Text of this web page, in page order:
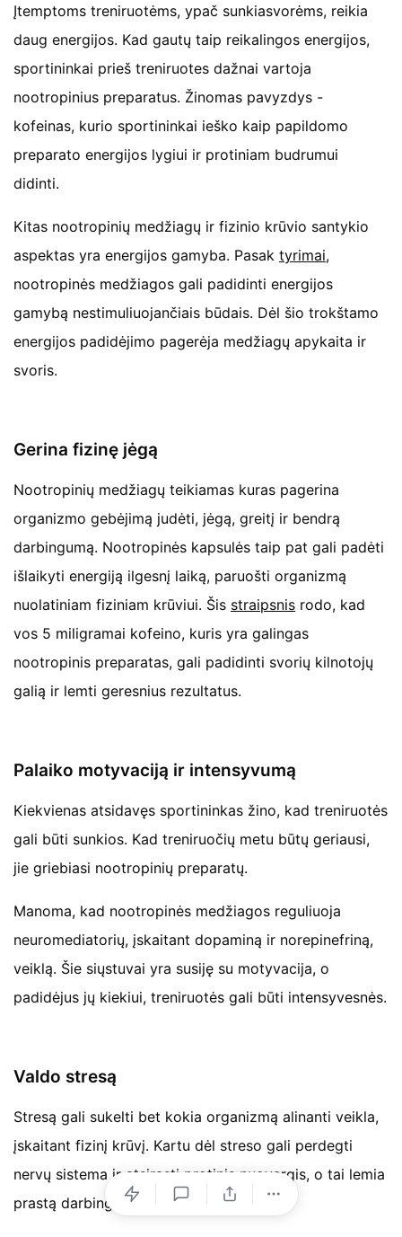
Įtemptoms treniruotėms, ypač sunkiasvorėms, reikia
daug energijos. Kad gautų taip reikalingos energijos,
sportininkai prieš treniruotes dažnai vartoja
nootropinius preparatus. Žinomas pavyzdys -
kofeinas, kurio sportininkai ieško kaip papildomo
preparato energijos lygiui ir protiniam budrumui
didinti.
Kitas nootropinių medžiagų ir fizinio krūvio santykio
aspektas yra energijos gamyba. Pasaktyrimai,
nootropinės medžiagos gali padidinti energijos
gamybą nestimuliuojančiais būdais. Dėl šio trokštamo
energijos padidėjimo pagerėja medžiagų apykaita ir
svoris.
Gerina fizinę jėgą
Nootropinių medžiagų teikiamas kuras pagerina
organizmo gebėjimą judėti, jėgą, greitį ir bendrą
darbingumą. Nootropinės kapsulės taip pat gali padėti
išlaikyti energiją ilgesnį laiką, paruošti organizmą
nuolatiniam fiziniam krūviui. Šis straipsnis rodo, kad
vos 5 miligramai kofeino, kuris yra galingas
nootropinis preparatas, gali padidinti svorių kilnotojų
galią ir lemti geresnius rezultatus.
Palaiko motyvaciją ir intensyvumą
Kiekvienas atsidavęs sportininkas žino, kad treniruotės
gali būti sunkios. Kad treniruočių metu būtų geriausi,
jie griebiasi nootropinių preparatų.
Manoma, kad nootropinės medžiagos reguliuoja
neuromediatorių, įskaitant dopaminą ir norepinefriną,
veiklą. Šie siųstuvai yra susiję su motyvacija, o
padidėjus jų kiekiui, treniruotės gali būti intensyvesnės.
Valdo stresą
Stresą gali sukelti bet kokia organizmą alinanti veikla,
įskaitant fizinį krūvį. Kartu dėl streso gali perdegti
nervų sistema ir atsirasti protinis nuovargis, o tai lemia
prastą darbingumą.